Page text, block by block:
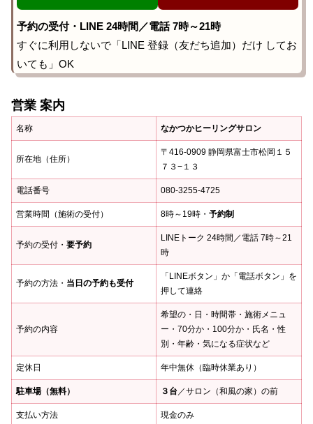
予約の受付・LINE 24時間／電話 7時～21時
すぐに利用しないで「LINE 登録（友だち追加）だけ してお
いても」OK
営業 案内
名称 なかつかヒーリングサロン
所在地（住所）
〒416-0909 静岡県富士市松岡１５
７３−１３
電話番号 080-3255-4725
営業時間（施術の受付） 8時～19時・ 予約制
予約の受付・ 要予約
LINEトーク 24時間／電話 7時～21
時
予約の方法・ 当日の予約も受付
「LINEボタン」か「電話ボタン」を
押して連絡
予約の内容
希望の・日・時間帯・施術メニュ
ー・70分か・100分か・氏名・性
別・年齢・気になる症状など
定休日 年中無休（臨時休業あり）
駐車場（無料） ３台／サロン（和風の家）の前
支払い方法 現金のみ